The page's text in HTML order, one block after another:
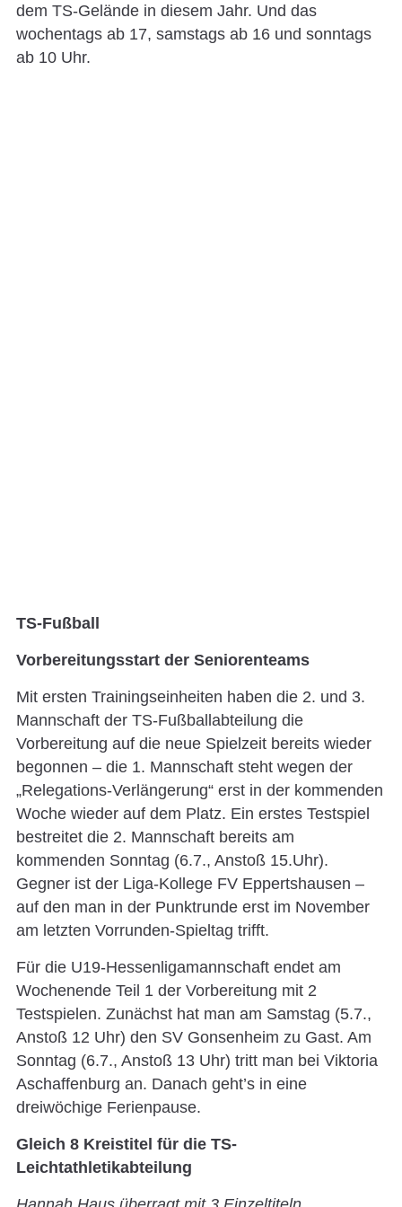
dem TS-Gelände in diesem Jahr. Und das
wochentags ab 17, samstags ab 16 und sonntags
ab 10 Uhr.
TS-Fußball
Vorbereitungsstart der Seniorenteams
Mit ersten Trainingseinheiten haben die 2. und 3.
Mannschaft der TS-Fußballabteilung die
Vorbereitung auf die neue Spielzeit bereits wieder
begonnen – die 1. Mannschaft steht wegen der
„Relegations-Verlängerung“ erst in der kommenden
Woche wieder auf dem Platz. Ein erstes Testspiel
bestreitet die 2. Mannschaft bereits am
kommenden Sonntag (6.7., Anstoß 15.Uhr).
Gegner ist der Liga-Kollege FV Eppertshausen –
auf den man in der Punktrunde erst im November
am letzten Vorrunden-Spieltag trifft.
Für die U19-Hessenligamannschaft endet am
Wochenende Teil 1 der Vorbereitung mit 2
Testspielen. Zunächst hat man am Samstag (5.7.,
Anstoß 12 Uhr) den SV Gonsenheim zu Gast. Am
Sonntag (6.7., Anstoß 13 Uhr) tritt man bei Viktoria
Aschaffenburg an. Danach geht’s in eine
dreiwöchige Ferienpause.
Gleich 8 Kreistitel für die TS-
Leichtathletikabteilung